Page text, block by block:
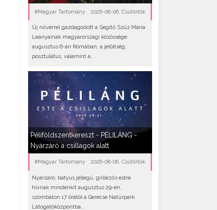
#Magyar Tartomány 2026-08-06, Csütörtök
Új nővérrel gazdagodott a Segítő Szűz Mária
Leányainak magyarországi közössége:
augusztus 6-án Rómában, a jelöltség,
posztulátus, valamint a..
Péliföldszentkereszt - PÉLILÁNG -
Nyárzáró a csillagok alatt
#Magyar Tartomány 2026-08-06, Csütörtök
Nyárzáró, batyus jellegű, grillezős estre
hívnak mindenkit augusztus 29-én,
szombaton 17 órától a Gerecse Natúrpark
Látogatóközpontba..